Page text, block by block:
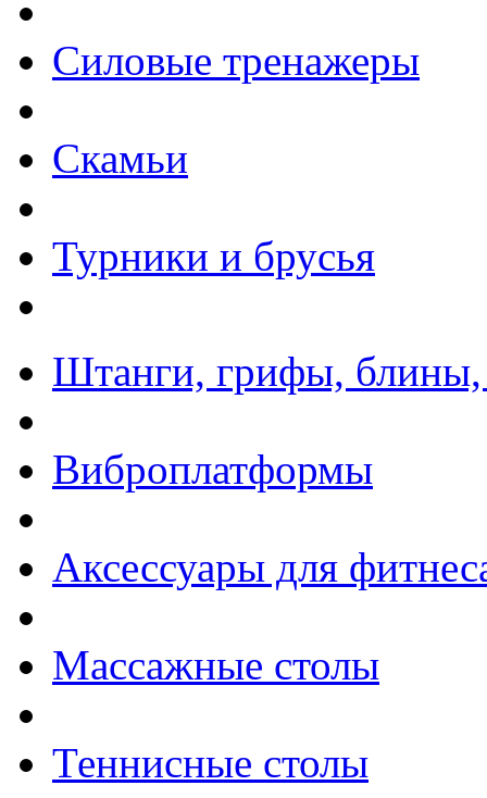
Силовые тренажеры
Скамьи
Турники и брусья
Штанги, грифы, блины,
Виброплатформы
Аксессуары для
Массажные столы
Теннисные столы